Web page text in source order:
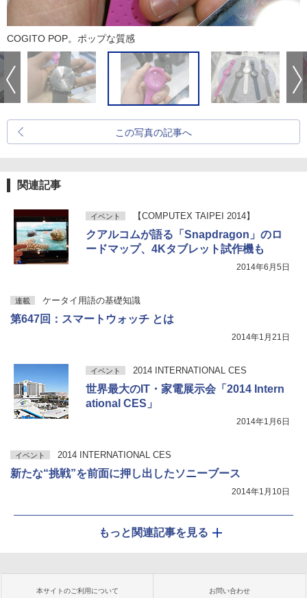
COGITO POP。ポップな質感
この写真の記事へ
関連記事
イベント 【COMPUTEX TAIPEI 2014】
クアルコムが語る「Snapdragon」のロ
ードマップ、4Kタブレット試作機も
2014年6月5日
連載 ケータイ用語の基礎知識
第647回：スマートウォッチ とは
2014年1月21日
イベント 2014 INTERNATIONAL CES
世界最大のIT・家電展示会「2014 Intern
ational CES」
2014年1月6日
イベント 2014 INTERNATIONAL CES
新たな“挑戦”を前面に押し出したソニーブース
2014年1月10日
もっと関連記事を見る
本サイトのご利用について お問い合わせ